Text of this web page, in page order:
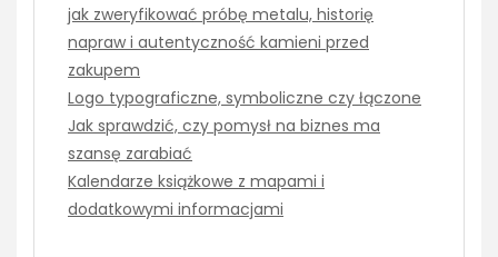
jak zweryfikować próbę metalu, historię
napraw i autentyczność kamieni przed
zakupem
Logo typograficzne, symboliczne czy łączone
Jak sprawdzić, czy pomysł na biznes ma
szansę zarabiać
Kalendarze książkowe z mapami i
dodatkowymi informacjami